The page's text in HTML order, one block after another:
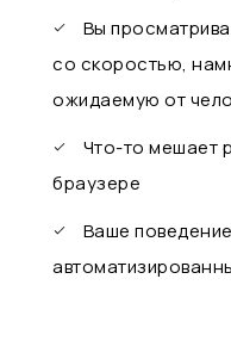
Вы
со скоростью,
ожидаемую от
Что-то мешает
браузере
Ваше